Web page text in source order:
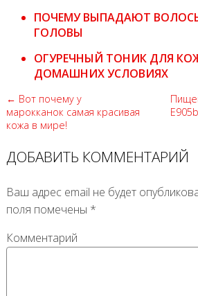
ПОЧЕМУ ВЫПАДАЮТ
ГОЛОВЫ
ОГУРЕЧНЫЙ ТОНИК ДЛЯ
ДОМАШНИХ УСЛОВИЯХ
← Вот почему у
марокканок самая красивая
кожа в мире!
ДОБАВИТЬ КОММЕНТАРИЙ
Ваш адрес email не будет
поля помечены *
Комментарий